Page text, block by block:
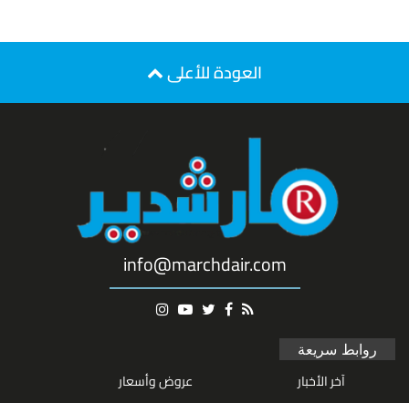
العودة للأعلى
info@marchdair.com
روابط سريعة
آخر الأخبار
عروض وأسعار